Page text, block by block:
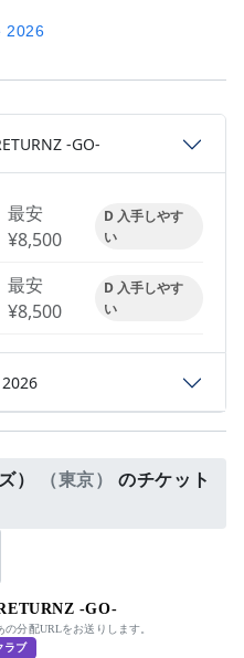
2026
-GO-
最安
¥8,500
D 入手しやす
い
最安
¥8,500
D 入手しやす
い
） （東京）
のチケット
-GO-
分配URLをお送りします。
ラブ